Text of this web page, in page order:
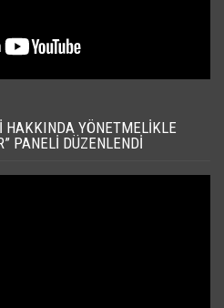
HAKKINDA YÖNETMELIKLE
PANELI DÜZENLENDI